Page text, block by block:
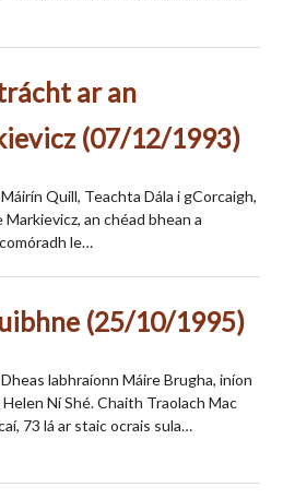
ar an
(07/12/1993)
Quill, Teachta Dála i gCorcaigh,
an chéad bhean a
le…
(25/10/1995)
labhraíonn Máire Brugha, iníon
Ní Shé. Chaith Traolach Mac
73 lá ar staic ocrais sula…